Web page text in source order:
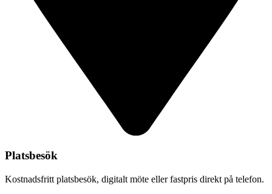
Platsbesök
Kostnadsfritt platsbesök, digitalt möte eller fastpris direkt på telefon.